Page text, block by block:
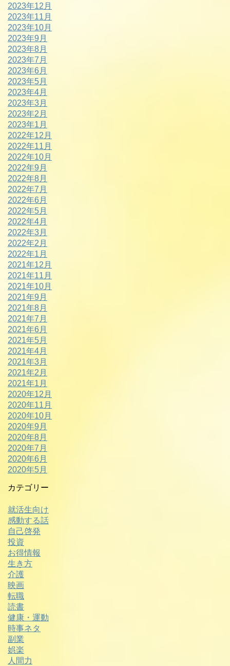
2023年12月
2023年11月
2023年10月
2023年9月
2023年8月
2023年7月
2023年6月
2023年5月
2023年4月
2023年3月
2023年2月
2023年1月
2022年12月
2022年11月
2022年10月
2022年9月
2022年8月
2022年7月
2022年6月
2022年5月
2022年4月
2022年3月
2022年2月
2022年1月
2021年12月
2021年11月
2021年10月
2021年9月
2021年8月
2021年7月
2021年6月
2021年5月
2021年4月
2021年3月
2021年2月
2021年1月
2020年12月
2020年11月
2020年10月
2020年9月
2020年8月
2020年7月
2020年6月
2020年5月
カテゴリー
就活生向け
感動する話
自己啓発
投資
お得情報
生き方
介護
映画
転職
読書
健康・運動
時事ネタ
副業
娯楽
人間力